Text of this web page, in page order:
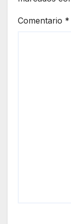
Comentario *